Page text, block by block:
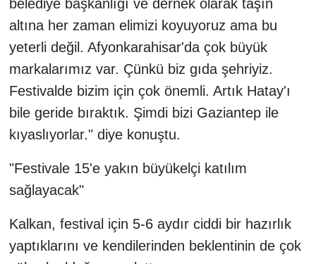
belediye başkanlığı ve dernek olarak taşın
altına her zaman elimizi koyuyoruz ama bu
yeterli değil. Afyonkarahisar'da çok büyük
markalarımız var. Çünkü biz gıda şehriyiz.
Festivalde bizim için çok önemli. Artık Hatay'ı
bile geride bıraktık. Şimdi bizi Gaziantep ile
kıyaslıyorlar." diye konuştu.
"Festivale 15'e yakın büyükelçi katılım
sağlayacak"
Kalkan, festival için 5-6 aydır ciddi bir hazırlık
yaptıklarını ve kendilerinden beklentinin de çok